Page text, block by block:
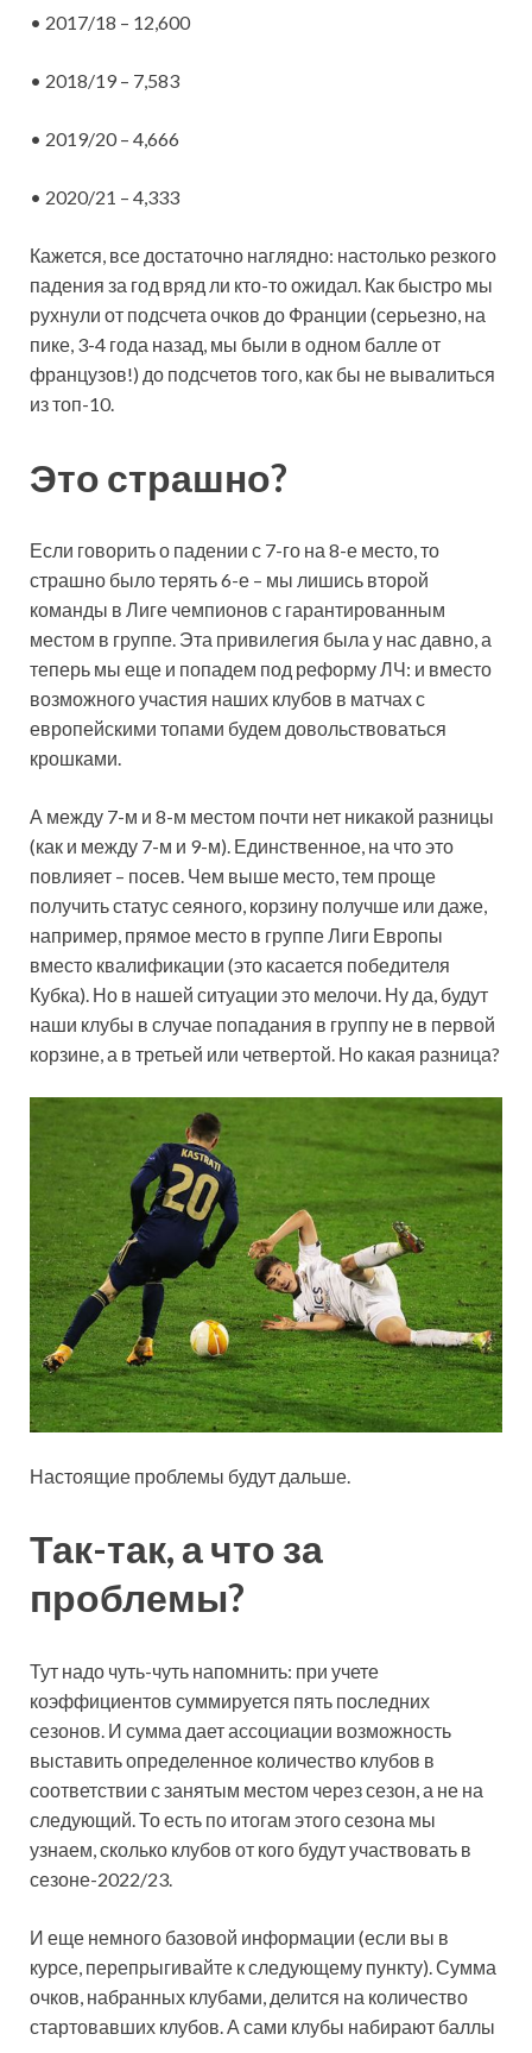
• 2017/18 – 12,600
• 2018/19 – 7,583
• 2019/20 – 4,666
• 2020/21 – 4,333
Кажется, все достаточно наглядно: настолько резкого
падения за год вряд ли кто-то ожидал. Как быстро мы
рухнули от подсчета очков до Франции (серьезно, на
пике, 3-4 года назад, мы были в одном балле от
французов!) до подсчетов того, как бы не вывалиться
из топ-10.
Это страшно?
Если говорить о падении с 7-го на 8-е место, то
страшно было терять 6-е – мы лишись второй
команды в Лиге чемпионов с гарантированным
местом в группе. Эта привилегия была у нас давно, а
теперь мы еще и попадем под реформу ЛЧ: и вместо
возможного участия наших клубов в матчах с
европейскими топами будем довольствоваться
крошками.
А между 7-м и 8-м местом почти нет никакой разницы
(как и между 7-м и 9-м). Единственное, на что это
повлияет – посев. Чем выше место, тем проще
получить статус сеяного, корзину получше или даже,
например, прямое место в группе Лиги Европы
вместо квалификации (это касается победителя
Кубка). Но в нашей ситуации это мелочи. Ну да, будут
наши клубы в случае попадания в группу не в первой
корзине, а в третьей или четвертой. Но какая разница?
Настоящие проблемы будут дальше.
Так-так, а что за
проблемы?
Тут надо чуть-чуть напомнить: при учете
коэффициентов суммируется пять последних
сезонов. И сумма дает ассоциации возможность
выставить определенное количество клубов в
соответствии с занятым местом через сезон, а не на
следующий. То есть по итогам этого сезона мы
узнаем, сколько клубов от кого будут участвовать в
сезоне-2022/23.
И еще немного базовой информации (если вы в
курсе, перепрыгивайте к следующему пункту). Сумма
очков, набранных клубами, делится на количество
стартовавших клубов. А сами клубы набирают баллы